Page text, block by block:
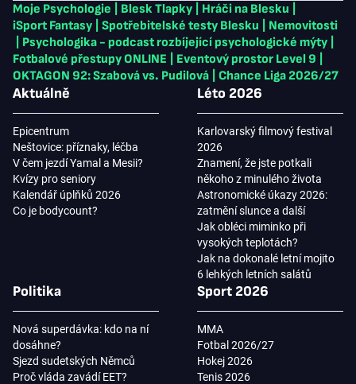
Moje Psychologie Blesk Tlapky Hráči na Blesku
iSport Fantasy
Spotřebitelské testy Blesku
Nemovitosti
Psychologika - podcast rozbíjející psychologické mýty
Fotbalové přestupy ONLINE
Eventový prostor Level 9
OKTAGON 92: Szabová vs. Pudilová
Chance Liga 2026/27
Aktuálně
Epicentrum
Neštovice: příznaky, léčba
V čem jezdí Yamal a Mesii?
Kvízy pro seniory
Kalendář úplňků 2026
Co je bodycount?
Léto 2026
Karlovarský filmový festival
2026
Znamení, že jste potkali
někoho z minulého života
Astronomické úkazy 2026:
zatmění slunce a další
Jak obléci miminko při
vysokých teplotách?
Jak na dokonalé letní mojito
6 lehkých letních salátů
Politika
Nová superdávka: kdo na ní
dosáhne?
Sjezd sudetských Němců
Proč vláda zavádí EET?
Sport 2026
MMA
Fotbal 2026/27
Hokej 2026
Tenis 2026